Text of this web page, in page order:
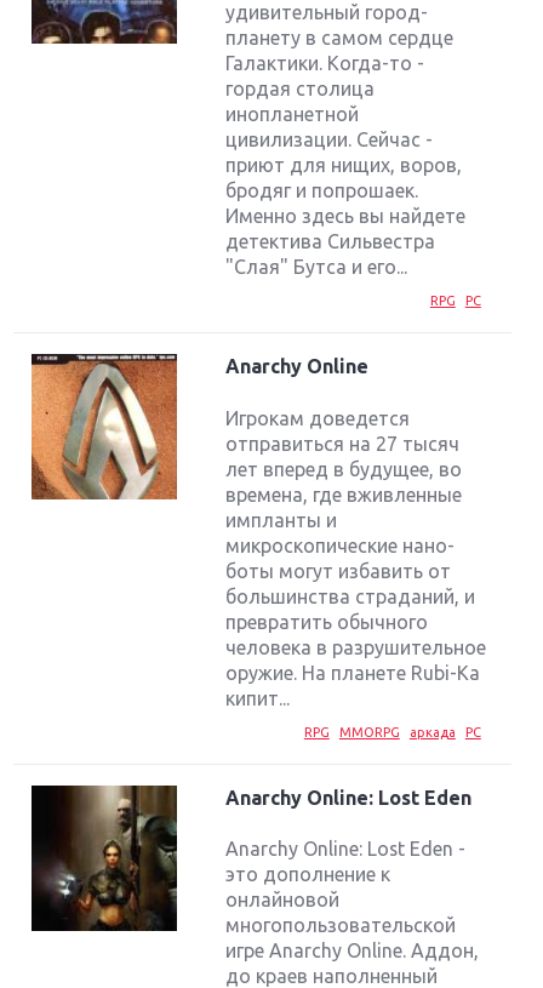
удивительный город-
планету в самом сердце
Галактики. Когда-то -
гордая столица
инопланетной
цивилизации. Сейчас -
приют для нищих, воров,
бродяг и попрошаек.
Именно здесь вы найдете
детектива Сильвестра
"Слая" Бутса и его...
RPG PC
Anarchy Online
Игрокам доведется
отправиться на 27 тысяч
лет вперед в будущее, во
времена, где вживленные
импланты и
микроскопические нано-
боты могут избавить от
большинства страданий, и
превратить обычного
человека в разрушительное
оружие. На планете Rubi-Ka
кипит...
RPG MMORPG аркада PC
Anarchy Online: Lost Eden
Anarchy Online: Lost Eden -
это дополнение к
онлайновой
многопользовательской
игре Anarchy Online. Аддон,
до краев наполненный